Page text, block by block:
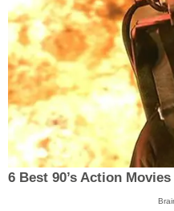
6 Best 90’s Action